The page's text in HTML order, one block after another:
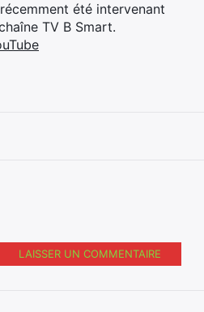
été intervenant
TV B Smart.
LAISSER UN COMMENTAIRE